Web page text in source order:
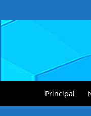
Principal